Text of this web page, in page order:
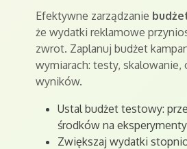
Efektywne zarządzanie
że wydatki reklamowe
zwrot. Zaplanuj budżet
wymiarach: testy, skalowanie,
wyników.
Ustal budżet testowy:
środków na
Zwiększaj wydatki